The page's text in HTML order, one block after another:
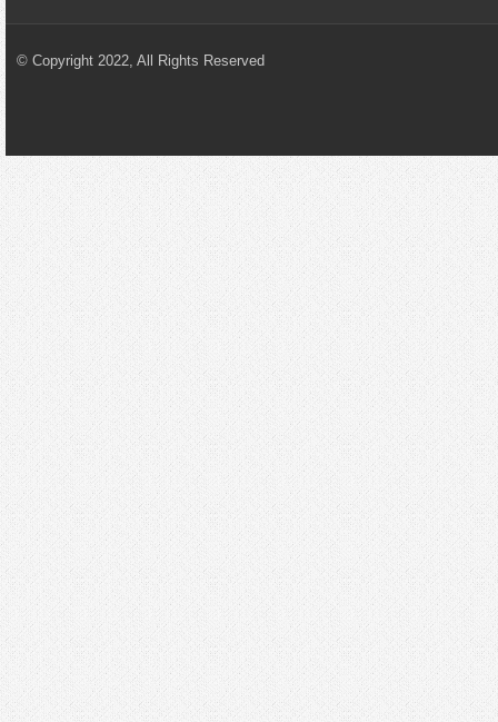
© Copyright 2022, All Rights Reserved